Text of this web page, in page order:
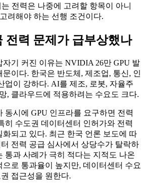
전력은 나중에 고려할 항목이 아니
려해야 하는 선행 조건이다.
전력 문제가 급부상했나
자기 커진 이유는 NVIDIA 26만 GPU 발
이다. 한국은 반도체, 제조업, 통신, 인
업이 강하다. AI를 제조, 로봇, 자율주
, 클라우드에 적용하려는 수요도 크다.
동시에 GPU 인프라를 요구하면 전력
히 수도권 데이터센터 인허가와 전력
화되고 있다. 최근 한국 언론 보도에 따
전력 공급 심사에서 상당수가 탈락하
통과 사례가 극히 적다는 지적도 나온
로 통과율이 높지만, 데이터센터 수요
접근성을 원한다.